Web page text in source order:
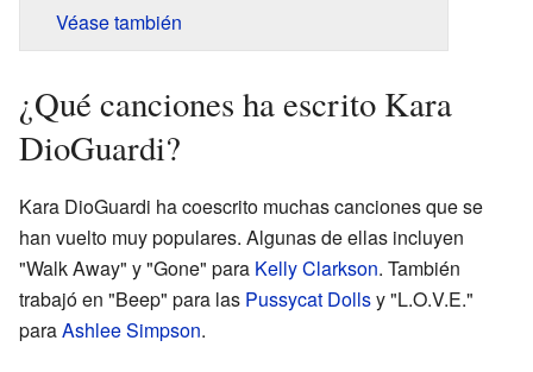
Véase también
¿Qué canciones ha escrito Kara
DioGuardi?
Kara DioGuardi ha coescrito muchas canciones que se
han vuelto muy populares. Algunas de ellas incluyen
"Walk Away" y "Gone" para Kelly Clarkson. También
trabajó en "Beep" para las Pussycat Dollsy "L.O.V.E."
paraAshlee Simpson.